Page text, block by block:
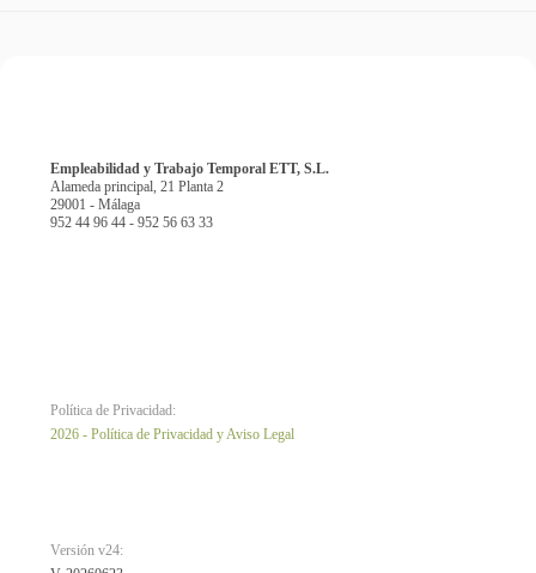
Empleabilidad y Trabajo Temporal ETT, S.L.
Alameda principal, 21 Planta 2
29001 - Málaga
952 44 96 44 - 952 56 63 33
Política de Privacidad:
2026 - Política de Privacidad y Aviso Legal
Versión v24: